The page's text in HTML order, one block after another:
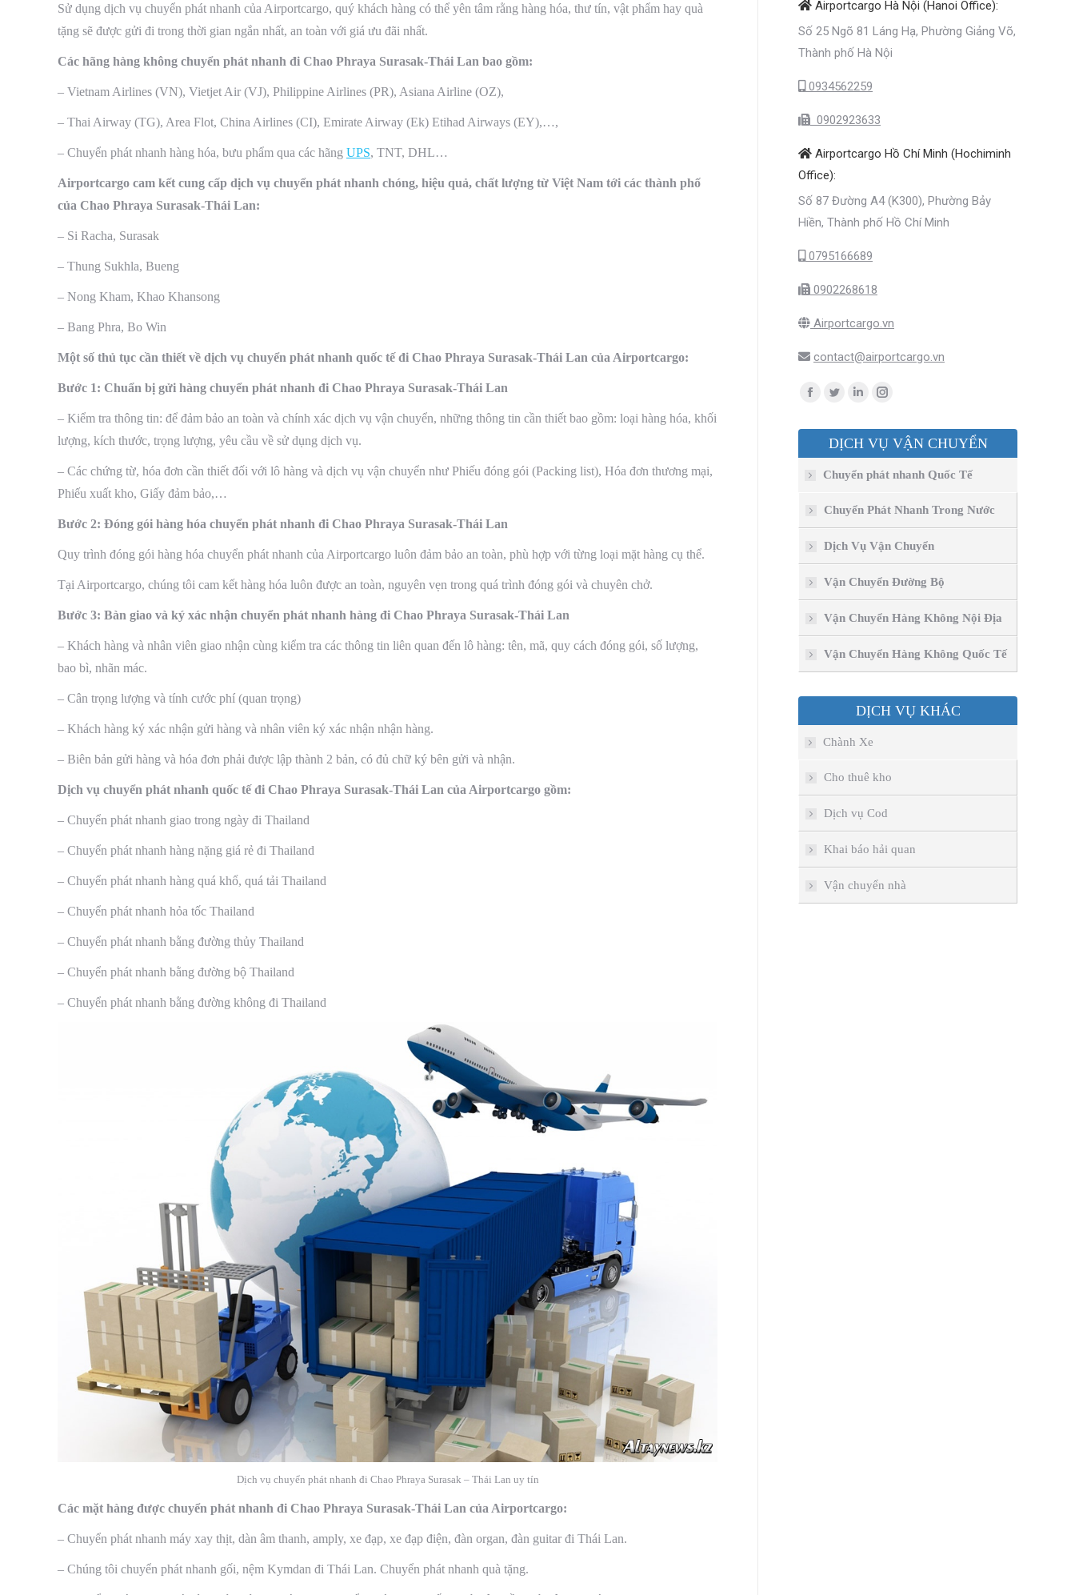
Sử dụng dịch vụ chuyển phát nhanh của Airportcargo, quý khách hàng có thể yên tâm rằng hàng hóa, thư tín, vật phẩm hay quà
tặng sẽ được gửi đi trong thời gian ngắn nhất, an toàn với giá ưu đãi nhất.
Các hãng hàng không chuyển phát nhanh đi Chao Phraya Surasak-Thái Lan bao gồm:
– Vietnam Airlines (VN), Vietjet Air (VJ), Philippine Airlines (PR), Asiana Airline (OZ),
– Thai Airway (TG), Area Flot, China Airlines (CI), Emirate Airway (Ek) Etihad Airways (EY),…,
– Chuyển phát nhanh hàng hóa, bưu phẩm qua các hãng UPS, TNT, DHL…
Airportcargo cam kết cung cấp dịch vụ chuyển phát nhanh chóng, hiệu quả, chất lượng từ Việt Nam tới các thành phố
của Chao Phraya Surasak-Thái Lan:
– Si Racha, Surasak
– Thung Sukhla, Bueng
– Nong Kham, Khao Khansong
– Bang Phra, Bo Win
Một số thủ tục cần thiết về dịch vụ chuyển phát nhanh quốc tế đi Chao Phraya Surasak-Thái Lan của Airportcargo:
Bước 1: Chuẩn bị gửi hàng chuyển phát nhanh đi Chao Phraya Surasak-Thái Lan
– Kiểm tra thông tin: để đảm bảo an toàn và chính xác dịch vụ vận chuyển, những thông tin cần thiết bao gồm: loại hàng hóa, khối
lượng, kích thước, trọng lượng, yêu cầu về sử dụng dịch vụ.
– Các chứng từ, hóa đơn cần thiết đối với lô hàng và dịch vụ vận chuyển như Phiếu đóng gói (Packing list), Hóa đơn thương mại,
Phiếu xuất kho, Giấy đảm bảo,…
Bước 2: Đóng gói hàng hóa chuyển phát nhanh đi Chao Phraya Surasak-Thái Lan
Quy trình đóng gói hàng hóa chuyển phát nhanh của Airportcargo luôn đảm bảo an toàn, phù hợp với từng loại mặt hàng cụ thể.
Tại Airportcargo, chúng tôi cam kết hàng hóa luôn được an toàn, nguyên vẹn trong quá trình đóng gói và chuyên chở.
Bước 3: Bàn giao và ký xác nhận chuyển phát nhanh hàng đi Chao Phraya Surasak-Thái Lan
– Khách hàng và nhân viên giao nhận cùng kiểm tra các thông tin liên quan đến lô hàng: tên, mã, quy cách đóng gói, số lượng,
bao bì, nhãn mác.
– Cân trọng lượng và tính cước phí (quan trọng)
– Khách hàng ký xác nhận gửi hàng và nhân viên ký xác nhận nhận hàng.
– Biên bản gửi hàng và hóa đơn phải được lập thành 2 bản, có đủ chữ ký bên gửi và nhận.
Dịch vụ chuyển phát nhanh quốc tế đi Chao Phraya Surasak-Thái Lan của Airportcargo gồm:
– Chuyển phát nhanh giao trong ngày đi Thailand
– Chuyển phát nhanh hàng nặng giá rẻ đi Thailand
– Chuyển phát nhanh hàng quá khổ, quá tải Thailand
– Chuyển phát nhanh hỏa tốc Thailand
– Chuyển phát nhanh bằng đường thủy Thailand
– Chuyển phát nhanh bằng đường bộ Thailand
– Chuyển phát nhanh bằng đường không đi Thailand
Dịch vụ chuyển phát nhanh đi Chao Phraya Surasak – Thái Lan uy tín
Các mặt hàng được chuyển phát nhanh đi Chao Phraya Surasak-Thái Lan của Airportcargo:
– Chuyển phát nhanh máy xay thịt, dàn âm thanh, amply, xe đạp, xe đạp điện, đàn organ, đàn guitar đi Thái Lan.
– Chúng tôi chuyển phát nhanh gối, nệm Kymdan đi Thái Lan. Chuyển phát nhanh quà tặng.
Airportcargo Hà Nội (Hanoi Office):
Số 25 Ngõ 81 Láng Hạ, Phường Giảng Võ,
Thành phố Hà Nội
0934562259
0902923633
Airportcargo Hồ Chí Minh (Hochiminh
Office):
Số 87 Đường A4 (K300), Phường Bảy
Hiền, Thành phố Hồ Chí Minh
0795166689
0902268618
Airportcargo.vn
contact@airportcargo.vn
Find us on:
Facebook
opens
window
Twitter
opens
new
window
Linkedin
opens
new
window
Instagram
opens
window
DỊCH VỤ VẬN CHUYỂN
Chuyển phát nhanh Quốc Tế
Chuyển Phát Nhanh Trong Nước
Dịch Vụ Vận Chuyển
Vận Chuyển Đường Bộ
Vận Chuyển Hàng Không Nội Địa
Vận Chuyển Hàng Không Quốc Tế
DỊCH VỤ KHÁC
Chành Xe
Cho thuê kho
Dịch vụ Cod
Khai báo hải quan
Vận chuyển nhà